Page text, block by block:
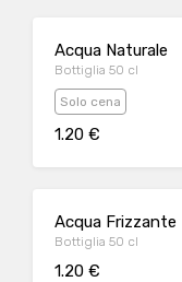
Acqua Naturale
Bottiglia 50 cl
Solo cena
1.20 €
Acqua Frizzante
Bottiglia 50 cl
1.20 €